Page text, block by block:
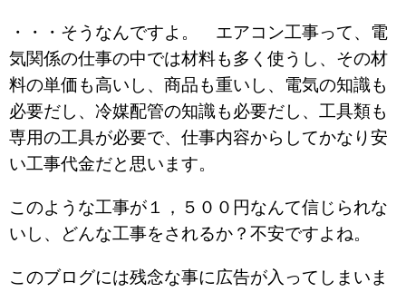
・・・そうなんですよ。 エアコン工事って、電
気関係の仕事の中では材料も多く使うし、その材
料の単価も高いし、商品も重いし、電気の知識も
必要だし、冷媒配管の知識も必要だし、工具類も
専用の工具が必要で、仕事内容からしてかなり安
い工事代金だと思います。
このような工事が１，５００円なんて信じられな
いし、どんな工事をされるか？不安ですよね。
このブログには残念な事に広告が入ってしまいま